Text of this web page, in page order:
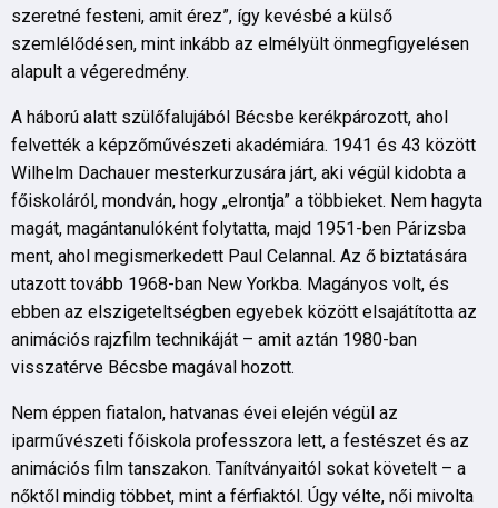
szeretné festeni, amit érez”, így kevésbé a külső
szemlélődésen, mint inkább az elmélyült önmegfigyelésen
alapult a végeredmény.
A háború alatt szülőfalujából Bécsbe kerékpározott, ahol
felvették a képzőművészeti akadémiára. 1941 és 43 között
Wilhelm Dachauer mesterkurzusára járt, aki végül kidobta a
főiskoláról, mondván, hogy „elrontja” a többieket. Nem hagyta
magát, magántanulóként folytatta, majd 1951-ben Párizsba
ment, ahol megismerkedett Paul Celannal. Az ő biztatására
utazott tovább 1968-ban New Yorkba. Magányos volt, és
ebben az elszigeteltségben egyebek között elsajátította az
animációs rajzfilm technikáját – amit aztán 1980-ban
visszatérve Bécsbe magával hozott.
Nem éppen fiatalon, hatvanas évei elején végül az
iparművészeti főiskola professzora lett, a festészet és az
animációs film tanszakon. Tanítványaitól sokat követelt – a
nőktől mindig többet, mint a férfiaktól. Úgy vélte, női mivolta